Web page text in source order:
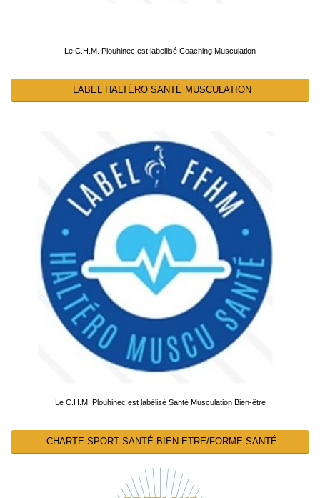
Le C.H.M. Plouhinec est labellisé Coaching Musculation
LABEL HALTÉRO SANTÉ MUSCULATION
Le C.H.M. Plouhinec est labélisé Santé Musculation Bien-être
CHARTE SPORT SANTÉ BIEN-ETRE/FORME SANTÉ